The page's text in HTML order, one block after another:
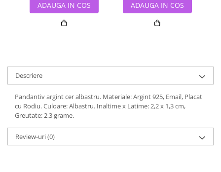
ADAUGA IN COS ADAUGA IN COS
Descriere
Pandantiv argint cer albastru. Materiale: Argint 925, Email, Placat
cu Rodiu. Culoare: Albastru. Inaltime x Latime: 2,2 x 1,3 cm,
Greutate: 2,3 grame.
Review-uri(0)